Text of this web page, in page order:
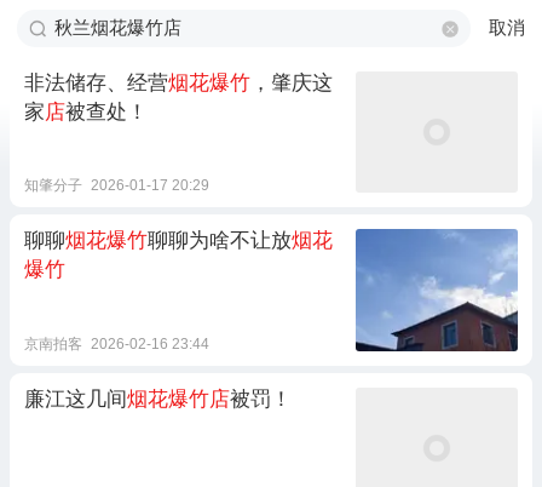
取消
非法储存、经营烟花爆竹 ，肇庆这
家店被查处！
知肇分子 2026-01-17 20:29
聊聊烟花爆竹聊聊为啥不让放烟花
爆竹
京南拍客 2026-02-16 23:44
廉江这几间烟花爆竹店被罚！